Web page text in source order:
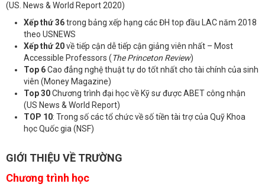
(US. News & World Report 2020)
Xếp thứ 36trong bảng xếp hạng các ĐH top đầu LAC năm 2018
theo USNEWS
Xếp thứ 20về tiếp cận dễ tiếp cận giảng viên nhất – Most
Accessible Professors (The Princeton Review)
Top 6Cao đẳng nghệ thuật tự do tốt nhất cho tài chính của sinh
viên (Money Magazine)
Top 30Chương trình đại học về Kỹ sư được ABET công nhận
(US News & World Report)
TOP 10: Trong số các tổ chức về số tiền tài trợ của Quỹ Khoa
học Quốc gia (NSF)
GIỚI THIỆU VỀ TRƯỜNG
Chương trình học